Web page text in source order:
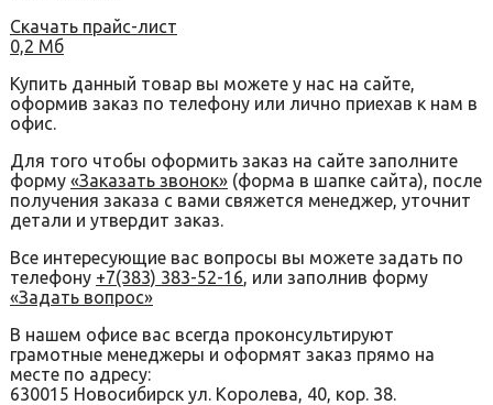
Скачать прайс-лист
0,2 Мб
Купить данный товар вы можете у нас на сайте,
оформив заказ по телефону или лично приехав к нам в
офис.
Для того чтобы оформить заказ на сайте заполните
форму «Заказать звонок» (форма в шапке сайта), после
получения заказа с вами свяжется менеджер, уточнит
детали и утвердит заказ.
Все интересующие вас вопросы вы можете задать по
телефону +7(383) 383-52-16, или заполнив форму
«Задать вопрос»
В нашем офисе вас всегда проконсультируют
грамотные менеджеры и оформят заказ прямо на
месте по адресу:
630015 Новосибирск ул. Королева, 40, кор. 38.